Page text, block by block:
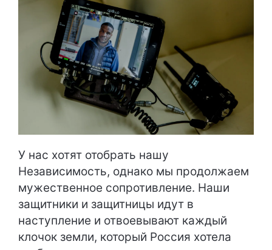
У нас хотят отобрать нашу
Независимость, однако мы продолжаем
мужественное сопротивление. Наши
защитники и защитницы идут в
наступление и отвоевывают каждый
клочок земли, который Россия хотела